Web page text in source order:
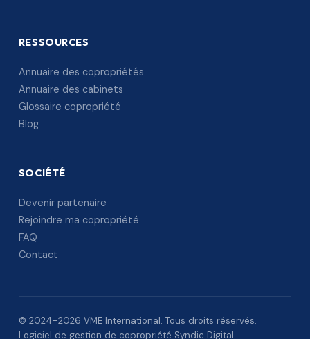
RESSOURCES
Annuaire des copropriétés
Annuaire des cabinets
Glossaire copropriété
Blog
SOCIÉTÉ
Devenir partenaire
Rejoindre ma copropriété
FAQ
Contact
© 2024–2026 VME International. Tous droits réservés.
Logiciel de gestion de copropriété Syndic Digital.